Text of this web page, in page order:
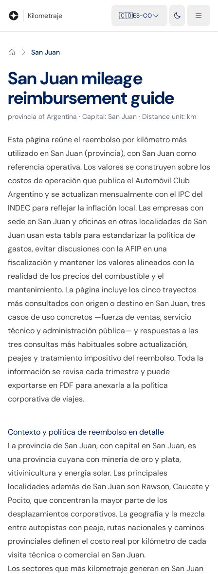
Kilometraje 🇨🇴ES-CO
San Juan
San Juanmileage
reimbursement guide
provincia of Argentina · Capital: San Juan · Distance unit: km
Esta página reúne el reembolso por kilómetro más
utilizado en San Juan (provincia), con San Juan como
referencia operativa. Los valores se construyen sobre los
costos de operación que publica el Automóvil Club
Argentino y se actualizan mensualmente con el IPC del
INDEC para reflejar la inflación local. Las empresas con
sede en San Juan y oficinas en otras localidades de San
Juan usan esta tabla para estandarizar la política de
gastos, evitar discusiones con la AFIP en una
fiscalización y mantener los valores alineados con la
realidad de los precios del combustible y el
mantenimiento. La página incluye los cinco trayectos
más consultados con origen o destino en San Juan, tres
casos de uso concretos —fuerza de ventas, servicio
técnico y administración pública— y respuestas a las
tres consultas más habituales sobre actualización,
peajes y tratamiento impositivo del reembolso. Toda la
información se revisa cada trimestre y puede
exportarse en PDF para anexarla a la política
corporativa de viajes.
Contexto y política de reembolso en detalle
La provincia de San Juan, con capital en San Juan, es
una provincia cuyana con minería de oro y plata,
vitivinicultura y energía solar. Las principales
localidades además de San Juan son Rawson, Caucete y
Pocito, que concentran la mayor parte de los
desplazamientos corporativos. La geografía y la mezcla
entre autopistas con peaje, rutas nacionales y caminos
provinciales definen el costo real por kilómetro de cada
visita técnica o comercial en San Juan.
Los sectores que más kilometraje generan en San Juan